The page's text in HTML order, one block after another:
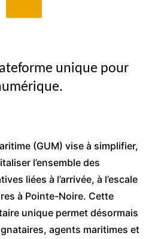
unique pour
(GUM) vise à simplifier,
l’ensemble des
liées à l’arrivée, à l’escale
à Pointe-Noire. Cette
unique permet désormais
agents maritimes et